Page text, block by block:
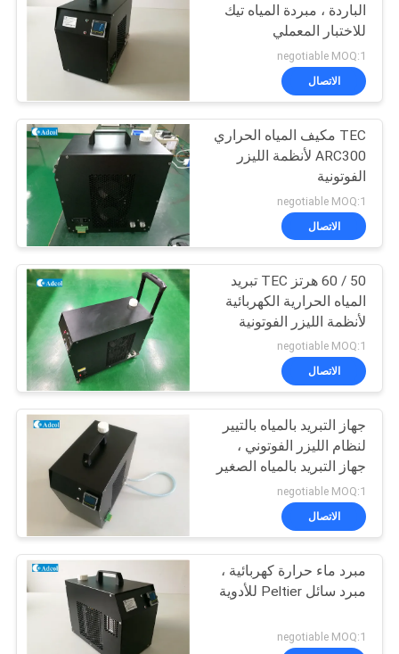
جولة
في
المعمل
ضبط
الجودة
اتصل
أخبار
جميع
القضايا
خريطة
الموقع
PRIVACY
الباردة ، مبردة المياه تيك
للاختبار المعملي
negotiable MOQ:1
الاتصال
TEC مكيف المياه الحراري
ARC300 لأنظمة الليزر
الفوتونية
negotiable MOQ:1
الاتصال
50 / 60 هرتز TEC تبريد
المياه الحرارية الكهربائية
لأنظمة الليزر الفوتونية
negotiable MOQ:1
الاتصال
جهاز التبريد بالمياه بالتيير
لنظام الليزر الفوتوني ،
جهاز التبريد بالمياه الصغير
negotiable MOQ:1
الاتصال
مبرد ماء حرارة كهربائية ،
مبرد سائل Peltier للأدوية
negotiable MOQ:1